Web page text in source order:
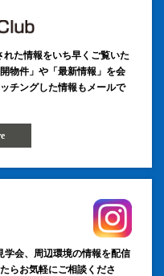
た情報をいち早くご覧いた
物件」や「最新情報」を会
チングした情報もメールで
学会、周辺環境の情報を配信
らお気軽にご相談くださ